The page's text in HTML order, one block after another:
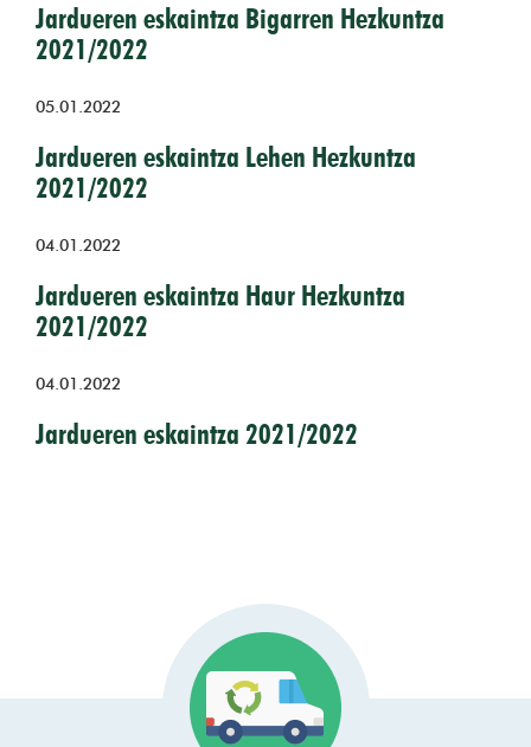
Jardueren eskaintza Bigarren Hezkuntza
2021/2022
05.01.2022
Jardueren eskaintza Lehen Hezkuntza
2021/2022
04.01.2022
Jardueren eskaintza Haur Hezkuntza
2021/2022
04.01.2022
Jardueren eskaintza 2021/2022